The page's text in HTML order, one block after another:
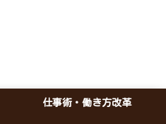
仕事術・働き方改革